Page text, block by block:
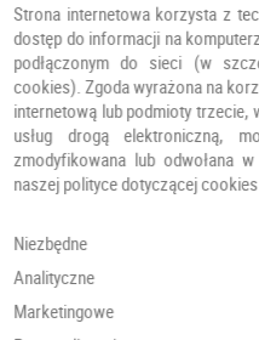
DRZWI
Strona internetowa korzysta z
dostęp do informacji na
podłączonym do sieci (w
cookies). Zgoda wyrażona na
internetową lub podmioty trzecie,
usług drogą elektroniczną,
zmodyfikowana lub odwołana
naszej polityce dotyczącej
Niezbędne
Analityczne
Marketingowe